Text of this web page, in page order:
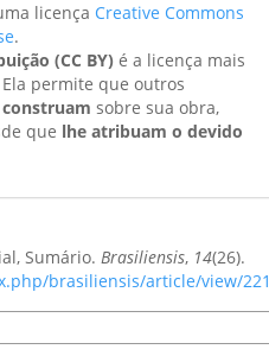
licença Creative Commons
.
(CC BY) é a licença mais
permite que outros
sobre sua obra,
que lhe atribuam o devido
Sumário.Brasiliensis, 14(26).
brasiliensis/article/view/221